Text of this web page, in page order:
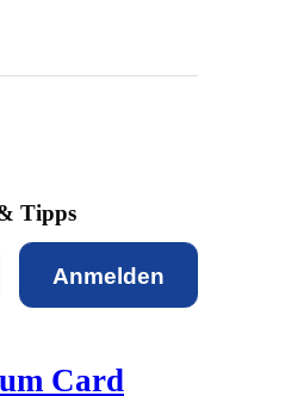
Tipps
Anmelden
Card